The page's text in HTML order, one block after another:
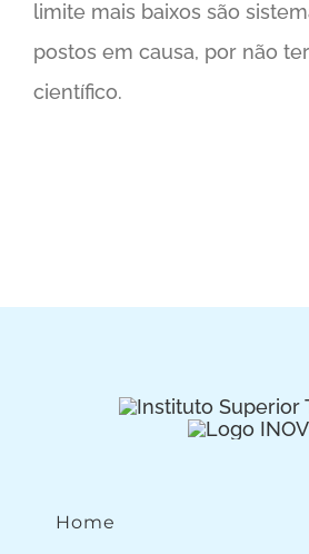
limite mais baixos são
postos em causa, por não
científico.
Home